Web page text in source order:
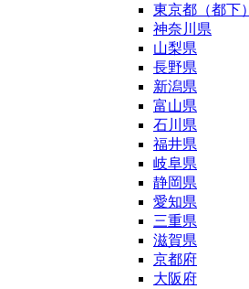
東京都（都下）
神奈川県
山梨県
長野県
新潟県
富山県
石川県
福井県
岐阜県
静岡県
愛知県
三重県
滋賀県
京都府
大阪府